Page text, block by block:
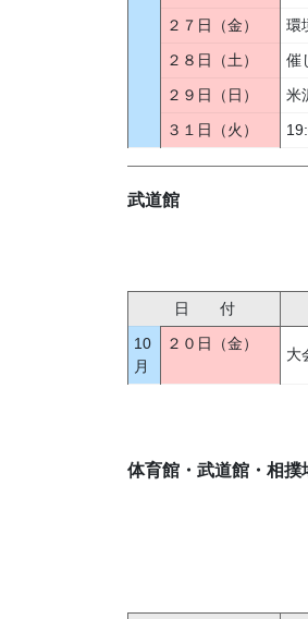
２７日（金）
環
２８日（土）
催
２９日（日）
米
３１日（火）
武道館
日 付
10
月
２０日（金）
大
体育館・武道館・相撲